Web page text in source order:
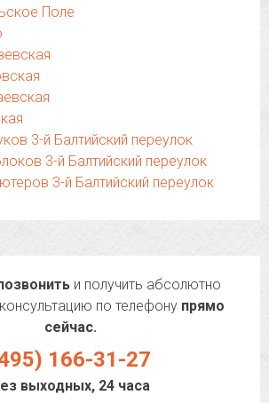
Поле
3-й Балтийский переулок
3-й Балтийский переулок
3-й Балтийский переулок
и получить абсолютно
по телефону прямо
сейчас.
166-31-27
выходных, 24 часа